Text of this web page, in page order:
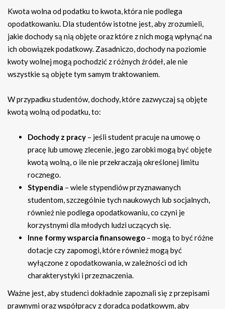
Kwota wolna od podatku to kwota, która nie podlega
opodatkowaniu. Dla studentów istotne jest, aby zrozumieli,
jakie dochody są nią objęte oraz które z nich mogą wpłynąć na
ich obowiązek podatkowy. Zasadniczo, dochody na poziomie
kwoty wolnej mogą pochodzić z różnych źródeł, ale nie
wszystkie są objęte tym samym traktowaniem.
W przypadku studentów, dochody, które zazwyczaj są objęte
kwotą wolną od podatku, to:
Dochody z pracy – jeśli student pracuje na umowę o
pracę lub umowę zlecenie, jego zarobki mogą być objęte
kwotą wolną, o ile nie przekraczają określonej limitu
rocznego.
Stypendia – wiele stypendiów przyznawanych
studentom, szczególnie tych naukowych lub socjalnych,
również nie podlega opodatkowaniu, co czyni je
korzystnymi dla młodych ludzi uczących się.
Inne formy wsparcia finansowego – mogą to być różne
dotacje czy zapomogi, które również mogą być
wyłączone z opodatkowania, w zależności od ich
charakterystyki i przeznaczenia.
Ważne jest, aby studenci dokładnie zapoznali się z przepisami
prawnymi oraz współpracy z doradcą podatkowym, aby